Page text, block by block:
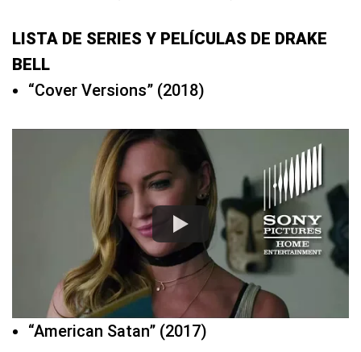
LISTA DE SERIES Y PELÍCULAS DE DRAKE
BELL
“Cover Versions” (2018)
“American Satan” (2017)